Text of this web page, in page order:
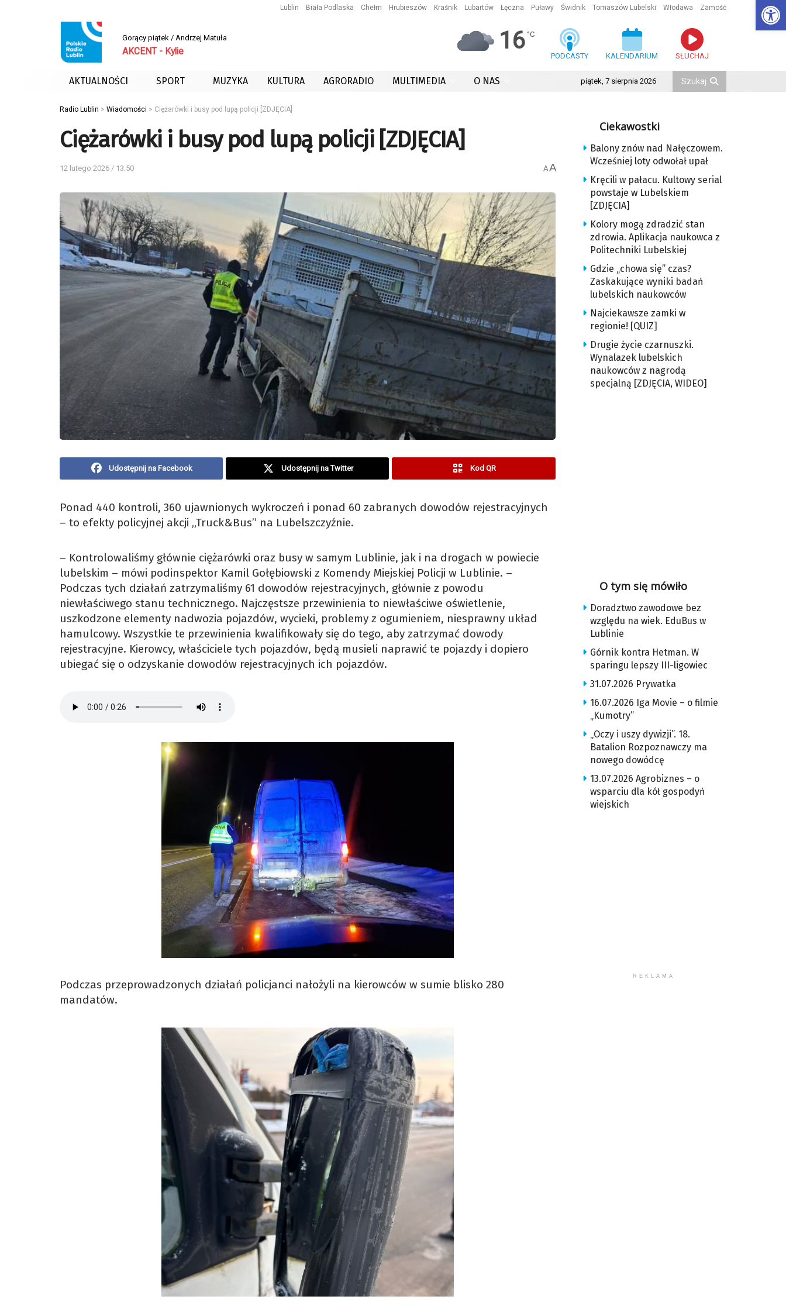
Lublin Biała Podlaska Chełm Hrubieszów Kraśnik Lubartów Łęczna Puławy Świdnik Tomaszów Lubelski Włodawa Zamość
Gorący piątek / Andrzej Matuła
AKCENT - Kylie 16 °C
PODCASTY KALENDARIUM SŁUCHAJ
AKTUALNOŚCI SPORT MUZYKA KULTURA AGRORADIO MULTIMEDIA O NAS piątek, 7 sierpnia 2026
Radio Lublin > Wiadomości > Ciężarówki i busy pod lupą policji [ZDJĘCIA]
Ciężarówki i busy pod lupą policji [ZDJĘCIA]
12 lutego 2026 / 13:50 AA
Udostępnij na Facebook Udostępnij na Twitter Kod QR
Ponad 440 kontroli, 360 ujawnionych wykroczeń i ponad 60 zabranych dowodów rejestracyjnych
– to efekty policyjnej akcji „Truck&Bus” na Lubelszczyźnie.
– Kontrolowaliśmy głównie ciężarówki oraz busy w samym Lublinie, jak i na drogach w powiecie
lubelskim – mówi podinspektor Kamil Gołębiowski z Komendy Miejskiej Policji w Lublinie. –
Podczas tych działań zatrzymaliśmy 61 dowodów rejestracyjnych, głównie z powodu
niewłaściwego stanu technicznego. Najczęstsze przewinienia to niewłaściwe oświetlenie,
uszkodzone elementy nadwozia pojazdów, wycieki, problemy z ogumieniem, niesprawny układ
hamulcowy. Wszystkie te przewinienia kwalifikowały się do tego, aby zatrzymać dowody
rejestracyjne. Kierowcy, właściciele tych pojazdów, będą musieli naprawić te pojazdy i dopiero
ubiegać się o odzyskanie dowodów rejestracyjnych ich pojazdów.
Podczas przeprowadzonych działań policjanci nałożyli na kierowców w sumie blisko 280
mandatów.
Ciekawostki
Balony znów nad Nałęczowem.
Wcześniej loty odwołał upał
Kręcili w pałacu. Kultowy serial
powstaje w Lubelskiem
[ZDJĘCIA]
Kolory mogą zdradzić stan
zdrowia. Aplikacja naukowca z
Politechniki Lubelskiej
Gdzie „chowa się” czas?
Zaskakujące wyniki badań
lubelskich naukowców
Najciekawsze zamki w
regionie! [QUIZ]
Drugie życie czarnuszki.
Wynalazek lubelskich
naukowców z nagrodą
specjalną [ZDJĘCIA, WIDEO]
O tym się mówiło
Doradztwo zawodowe bez
względu na wiek. EduBus w
Lublinie
Górnik kontra Hetman. W
sparingu lepszy III-ligowiec
31.07.2026 Prywatka
16.07.2026 Iga Movie – o filmie
„Kumotry”
„Oczy i uszy dywizji”. 18.
Batalion Rozpoznawczy ma
nowego dowódcę
13.07.2026 Agrobiznes – o
wsparciu dla kół gospodyń
wiejskich
REKLAMA